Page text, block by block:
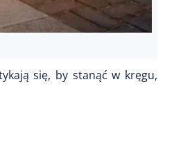
się, by stanąć w kręgu,